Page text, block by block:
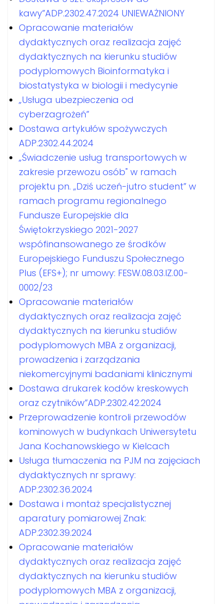
kawy”ADP.2302.47.2024 UNIEWAŻNIONY
Opracowanie materiałów
dydaktycznych oraz realizacja zajęć
dydaktycznych na kierunku studiów
podyplomowych Bioinformatyka i
biostatystyka w biologii i medycynie
„Usługa ubezpieczenia od
cyberzagrożeń”
Dostawa artykułów spożywczych
ADP.2302.44.2024
„Świadczenie usług transportowych w
zakresie przewozu osób" w ramach
projektu pn. „Dziś uczeń-jutro student” w
ramach programu regionalnego
Fundusze Europejskie dla
Świętokrzyskiego 2021-2027
wspófinansowanego ze środków
Europejskiego Funduszu Społecznego
Plus (EFS+); nr umowy: FESW.08.03.IZ.00-
0002/23
Opracowanie materiałów
dydaktycznych oraz realizacja zajęć
dydaktycznych na kierunku studiów
podyplomowych MBA z organizacji,
prowadzenia i zarządzania
niekomercyjnymi badaniami klinicznymi
Dostawa drukarek kodów kreskowych
oraz czytników”ADP.2302.42.2024
Przeprowadzenie kontroli przewodów
kominowych w budynkach Uniwersytetu
Jana Kochanowskiego w Kielcach
Usługa tłumaczenia na PJM na zajęciach
dydaktycznych nr sprawy:
ADP.2302.36.2024
Dostawa i montaż specjalistycznej
aparatury pomiarowej Znak:
ADP.2302.39.2024
Opracowanie materiałów
dydaktycznych oraz realizacja zajęć
dydaktycznych na kierunku studiów
podyplomowych MBA z organizacji,